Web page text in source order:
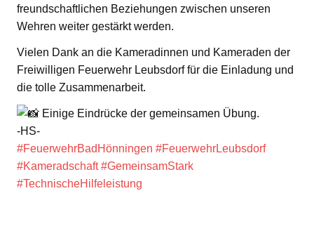
freundschaftlichen Beziehungen zwischen unseren
Wehren weiter gestärkt werden.
Vielen Dank an die Kameradinnen und Kameraden der
Freiwilligen Feuerwehr Leubsdorf für die Einladung und
die tolle Zusammenarbeit.
Einige Eindrücke der gemeinsamen Übung.
-HS-
#FeuerwehrBadHönningen #FeuerwehrLeubsdorf
#Kameradschaft #GemeinsamStark
#TechnischeHilfeleistung